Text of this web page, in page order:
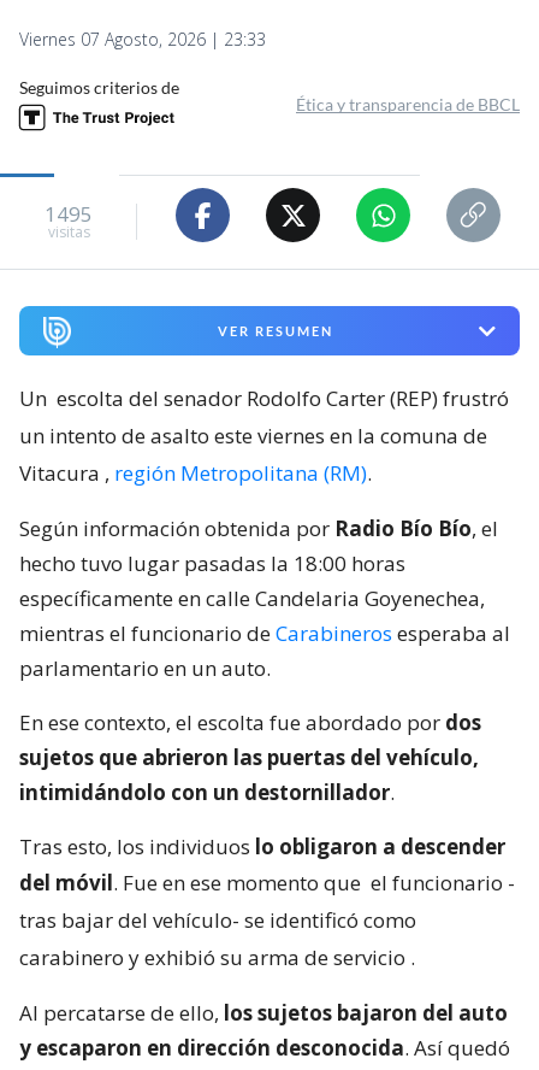
Viernes 07 Agosto, 2026 | 23:33
Seguimos criterios de
Ética y transparencia de BBCL
1495
visitas
VER RESUMEN
Un escolta del senador Rodolfo Carter (REP) frustró
un intento de asalto este viernes en la comuna de
Vitacura , región Metropolitana (RM).
Según información obtenida por Radio Bío Bío, el
hecho tuvo lugar pasadas la 18:00 horas
específicamente en calle Candelaria Goyenechea,
mientras el funcionario deCarabineros esperaba al
parlamentario en un auto.
En ese contexto, el escolta fue abordado por dos
sujetos que abrieron las puertas del vehículo,
intimidándolo con un destornillador.
Tras esto, los individuos lo obligaron a descender
del móvil. Fue en ese momento que el funcionario -
tras bajar del vehículo- se identificó como
carabinero y exhibió su arma de servicio .
Al percatarse de ello, los sujetos bajaron del auto
y escaparon en dirección desconocida. Así quedó